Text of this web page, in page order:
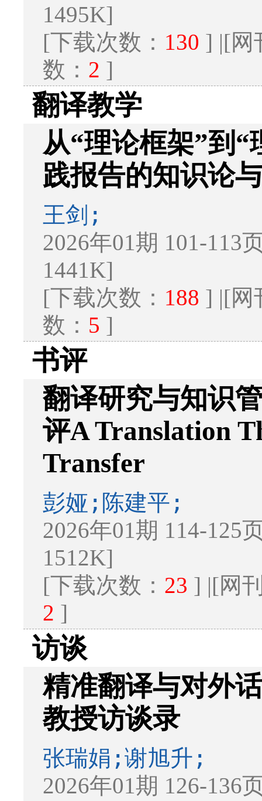
1495K]
[下载次数： 130 ] |[网
数： 2 ]
翻译教学
从“理论框架”到
践报告的知识论
王剑;
2026年01期 101-113
1441K]
[下载次数： 188 ] |[网
数： 5 ]
书评
翻译研究与知识
评A Translation
Transfer
彭娅;陈建平;
2026年01期 114-125
1512K]
[下载次数： 23 ] |[网
2 ]
访谈
精准翻译与对外
教授访谈录
张瑞娟;谢旭升;
2026年01期 126-136